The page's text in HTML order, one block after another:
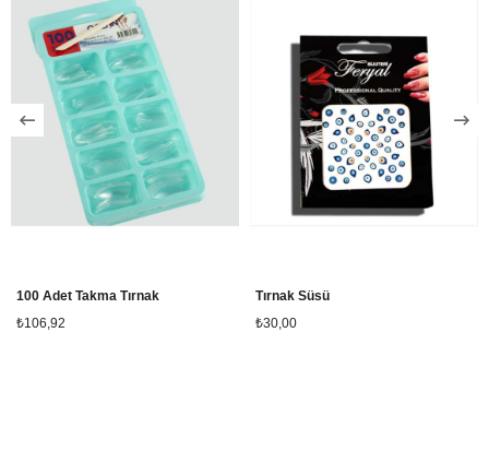
100 Adet Takma Tırnak
₺106,92
Tırnak Süsü
₺30,00